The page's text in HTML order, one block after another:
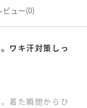
ビュー(0)
ワキ汗対策しっ
着た瞬間からひ